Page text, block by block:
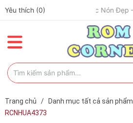
Yêu thích (0)
✈️ Đi Du Lịch – Cách Để Tâm Trạng “Refresh” Hơn ✨
Trang chủ / Danh mục tất cả sản phẩm
RCNHUA4373